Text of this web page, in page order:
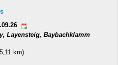
Layensteig, Baybachklamm
km)